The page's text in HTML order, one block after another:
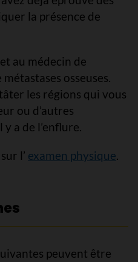
la présence de
au médecin de
osseuses.
les régions qui vous
ou d’autres
a de l’enflure.
l’ examen physique.
peuvent être